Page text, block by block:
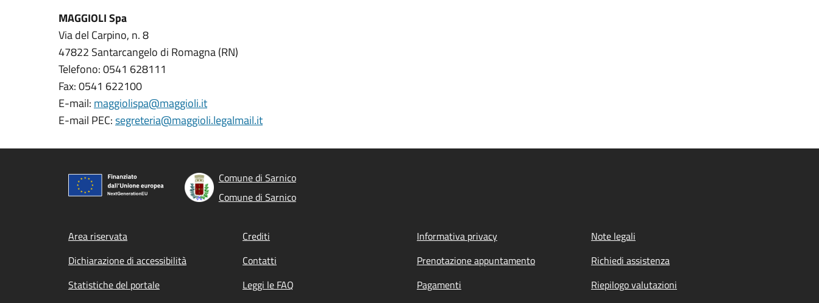
MAGGIOLI Spa
Via del Carpino, n. 8
47822 Santarcangelo di Romagna (RN)
Telefono: 0541 628111
Fax: 0541 622100
E-mail: maggiolispa@maggioli.it
E-mail PEC:segreteria@maggioli.legalmail.it
Comune di Sarnico
Comune di Sarnico
Footer menu
Area riservata Crediti Informativa privacy
Note legali
Dichiarazione di accessibilità
Contatti Prenotazione appuntamento
Richiedi assistenza
Statistiche del portale
Leggi le FAQ Pagamenti
Riepilogo valutazioni